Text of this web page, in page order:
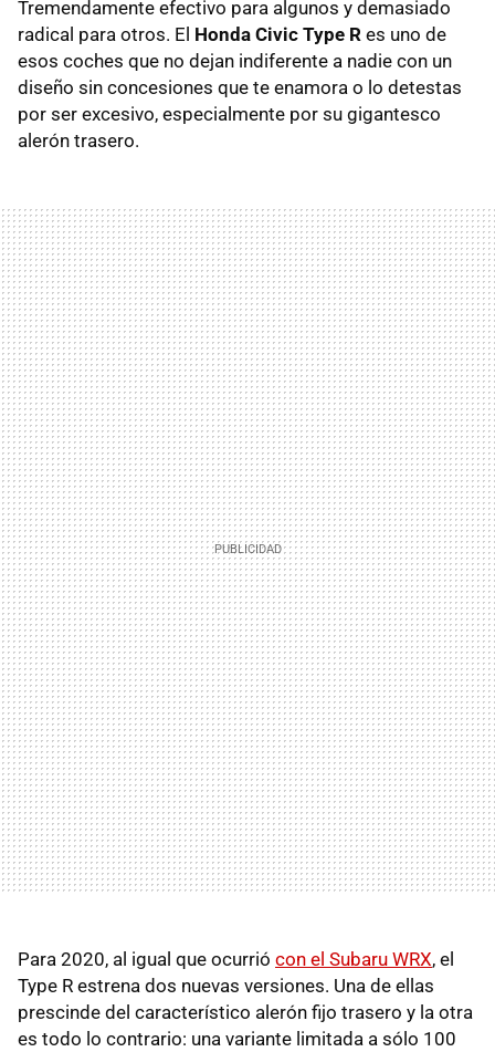
Tremendamente efectivo para algunos y demasiado
radical para otros. El Honda Civic Type R es uno de
esos coches que no dejan indiferente a nadie con un
diseño sin concesiones que te enamora o lo detestas
por ser excesivo, especialmente por su gigantesco
alerón trasero.
Para 2020, al igual que ocurrió con el Subaru WRX, el
Type R estrena dos nuevas versiones. Una de ellas
prescinde del característico alerón fijo trasero y la otra
es todo lo contrario: una variante limitada a sólo 100